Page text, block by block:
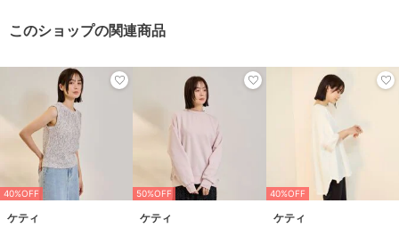
このショップの関連商品
40%OFF
ケティ
50%OFF
ケティ
40%OFF
ケティ